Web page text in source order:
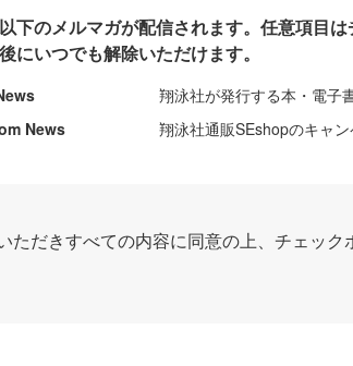
下のメルマガが配信されます。任意項目
にいつでも解除いただけます。
翔泳社が発行する本・電子
News
翔泳社通販SEshopのキャ
ただきすべての内容に同意の上、チェッ